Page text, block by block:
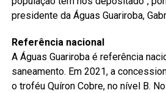
presidente da Águas Guariroba,
Referência nacional
A Águas Guariroba é referência
saneamento. Em 2021, a
o troféu Quíron Cobre, no nível B.